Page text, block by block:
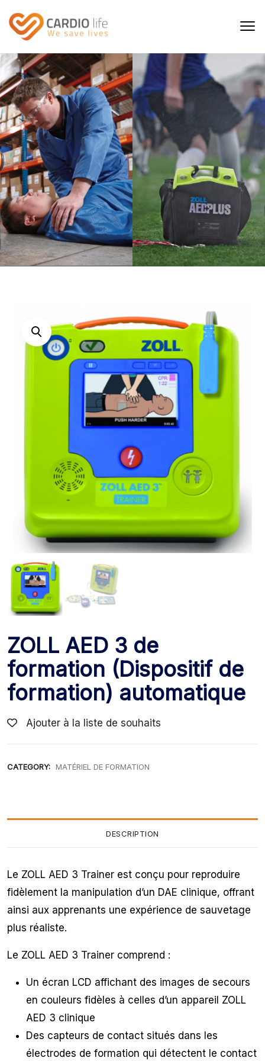
ZOLL AED 3 de
formation (Dispositif de
formation) automatique
Ajouter à la liste de souhaits
CATEGORY: MATÉRIEL DE FORMATION
DESCRIPTION
Le ZOLL AED 3 Trainer est conçu pour reproduire
fidèlement la manipulation d’un DAE clinique, offrant
ainsi aux apprenants une expérience de sauvetage
plus réaliste.
Le ZOLL AED 3 Trainer comprend :
Un écran LCD affichant des images de secours
en couleurs fidèles à celles d’un appareil ZOLL
AED 3 clinique
Des capteurs de contact situés dans les
électrodes de formation qui détectent le contact